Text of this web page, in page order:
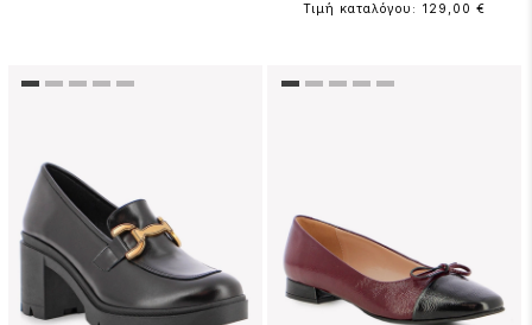
Τιμή καταλόγου: 129,00 €